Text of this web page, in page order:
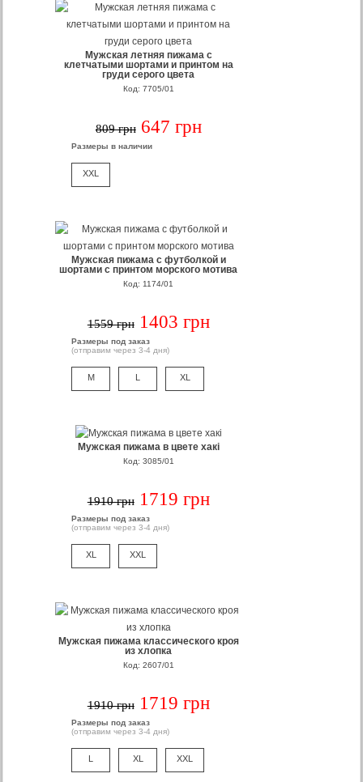
Мужская летняя пижама с
клетчатыми шортами и принтом на
груди серого цвета
Код: 7705/01
809 грн 647 грн
Размеры в наличии
XXL
Мужская пижама с футболкой и
шортами с принтом морского мотива
Код: 1174/01
1559 грн 1403 грн
Размеры под заказ
(отправим через 3-4 дня)
M L XL
Мужская пижама в цвете хакі
Код: 3085/01
1910 грн 1719 грн
Размеры под заказ
(отправим через 3-4 дня)
XL XXL
Мужская пижама классического кроя
из хлопка
Код: 2607/01
1910 грн 1719 грн
Размеры под заказ
(отправим через 3-4 дня)
L XL XXL